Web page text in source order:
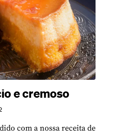
e cremoso
com a nossa receita de